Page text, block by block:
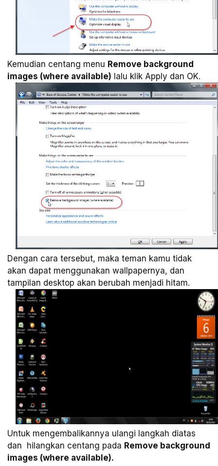
Kemudian centang menu Remove background
images (where available) lalu klik Apply dan OK.
Dengan cara tersebut, maka teman kamu tidak
akan dapat menggunakan wallpapernya, dan
tampilan desktop akan berubah menjadi hitam.
Untuk mengembalikannya ulangi langkah diatas
dan hilangkan centang pada Remove background
images (where available).